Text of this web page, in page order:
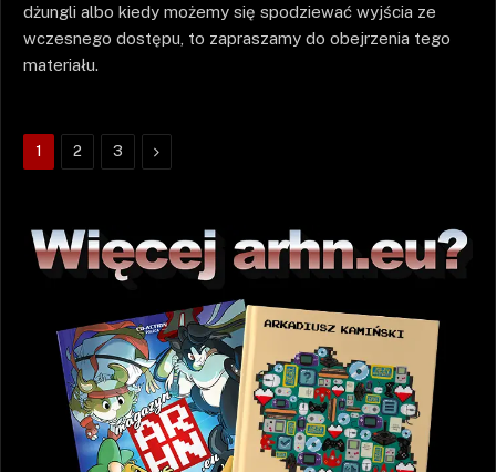
dżungli albo kiedy możemy się spodziewać wyjścia ze
wczesnego dostępu, to zapraszamy do obejrzenia tego
materiału.
1 2 3 Następne